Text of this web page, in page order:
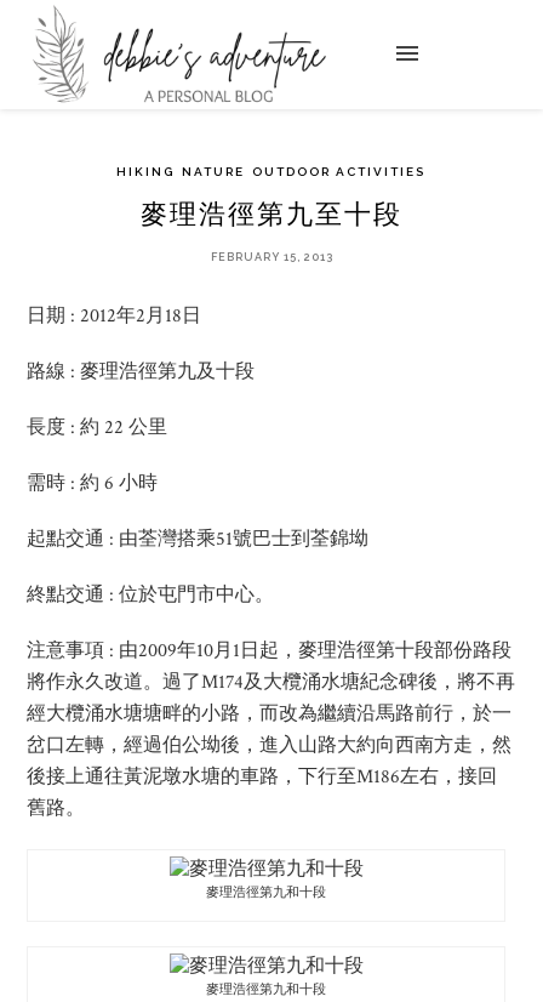
HIKING NATURE OUTDOOR ACTIVITIES
麥理浩徑第九至十段
FEBRUARY 15, 2013
日期 : 2012年2月18日
路線 : 麥理浩徑第九及十段
長度 : 約 22 公里
需時 : 約 6 小時
起點交通 : 由荃灣搭乘51號巴士到荃錦坳
終點交通 : 位於屯門市中心。
注意事項 : 由2009年10月1日起，麥理浩徑第十段部份路段
將作永久改道。過了M174及大欖涌水塘紀念碑後，將不再
經大欖涌水塘塘畔的小路，而改為繼續沿馬路前行，於一
岔口左轉，經過伯公坳後，進入山路大約向西南方走，然
後接上通往黃泥墩水塘的車路，下行至M186左右，接回
舊路。
麥理浩徑第九和十段
麥理浩徑第九和十段